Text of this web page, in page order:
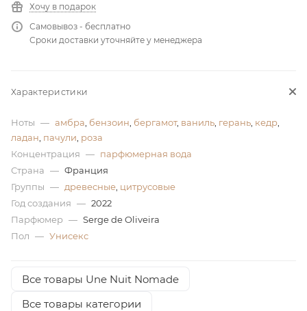
Хочу в подарок
Самовывоз - бесплатно
Сроки доставки уточняйте у менеджера
Характеристики
Ноты — амбра бензоин бергамот, ваниль герань кедр
ладан пачули роза
Концентрация — парфюмерная вода
Страна — Франция
Группы — древесные цитрусовые
Год создания — 2022
Парфюмер — Serge de Oliveira
Пол — Унисекс
Все товары Une Nuit Nomade
Все товары категории